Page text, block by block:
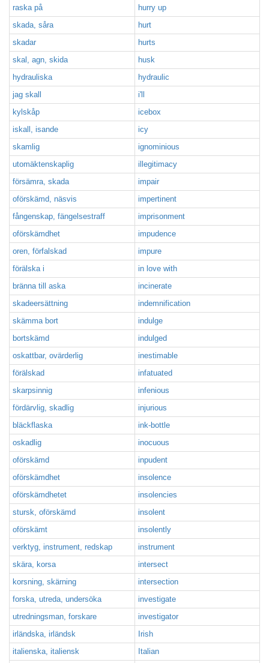
raska på
hurry up
skada, såra
hurt
skadar
hurts
skal, agn, skida
husk
hydrauliska
hydraulic
jag skall
i'll
kylskåp
icebox
iskall, isande
icy
skamlig
ignominious
utomäktenskaplig
illegitimacy
försämra, skada
impair
oförskämd, näsvis
impertinent
fångenskap, fängelsestraff
imprisonment
oförskämdhet
impudence
oren, förfalskad
impure
förälska i
in love with
bränna till aska
incinerate
skadeersättning
indemnification
skämma bort
indulge
bortskämd
indulged
oskattbar, ovärderlig
inestimable
förälskad
infatuated
skarpsinnig
infenious
fördärvlig, skadlig
injurious
bläckflaska
ink-bottle
oskadlig
inocuous
oförskämd
inpudent
oförskämdhet
insolence
oförskämdhetet
insolencies
stursk, oförskämd
insolent
oförskämt
insolently
verktyg, instrument, redskap
instrument
skära, korsa
intersect
korsning, skärning
intersection
forska, utreda, undersöka
investigate
utredningsman, forskare
investigator
irländska, irländsk
Irish
italienska, italiensk
Italian